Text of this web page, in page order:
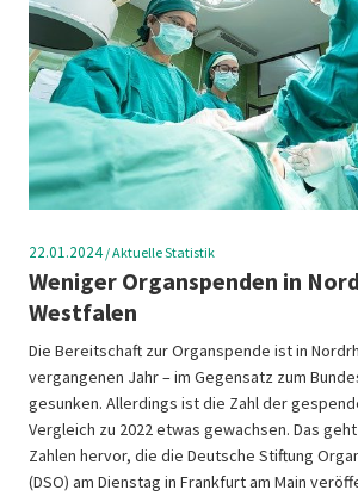
22.01.2024/Aktuelle Statistik
Weniger Organspenden in
Westfalen
Die Bereitschaft zur Organspende ist in
vergangenen Jahr – im Gegensatz zum
gesunken. Allerdings ist die Zahl der
Vergleich zu 2022 etwas gewachsen. Das
Zahlen hervor, die die Deutsche Stiftung
(DSO) am Dienstag in Frankfurt am Main